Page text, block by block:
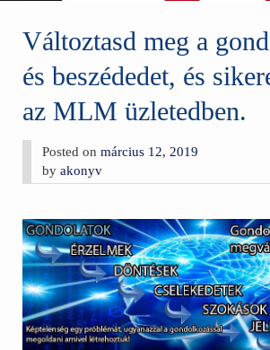
Változtasd meg a
és beszédedet, és
az MLM üzletedben.
Posted onmárcius 12, 2019
byakonyv